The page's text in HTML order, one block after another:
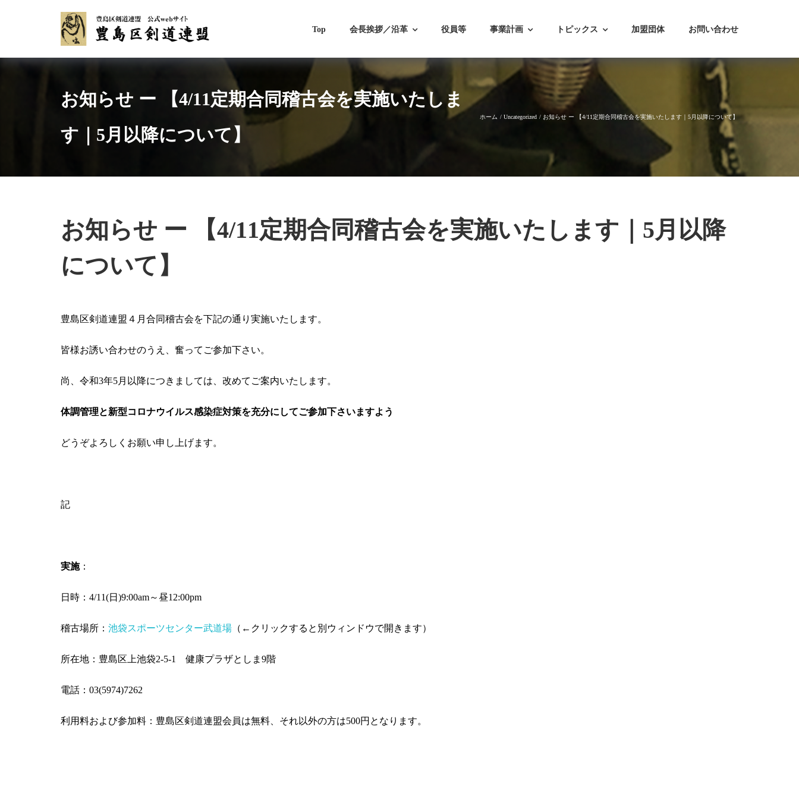
Top 会長挨拶／沿革 役員等 事業計画 トピックス 加盟団体 お問い合わせ
お知らせ ー 【4/11定期合同稽古会を実施いたしま
す｜5月以降について】
ホーム Uncategorized お知らせ ー 【4/11定期合同稽古会を実施いたします｜5月以降について】
お知らせ ー 【4/11定期合同稽古会を実施いたします｜5月以降
について】
豊島区剣道連盟４月合同稽古会を下記の通り実施いたします。
皆様お誘い合わせのうえ、奮ってご参加下さい。
尚、令和3年5月以降につきましては、改めてご案内いたします。
体調管理と新型コロナウイルス感染症対策を充分にしてご参加下さいますよう
どうぞよろしくお願い申し上げます。
記
実施：
日時：4/11(日)9:00am～昼12:00pm
稽古場所： 池袋スポーツセンター武道場 （←クリックすると別ウィンドウで開きます）
所在地：豊島区上池袋2-5-1 健康プラザとしま9階
電話：03(5974)7262
利用料および参加料：豊島区剣道連盟会員は無料、それ以外の方は500円となります。